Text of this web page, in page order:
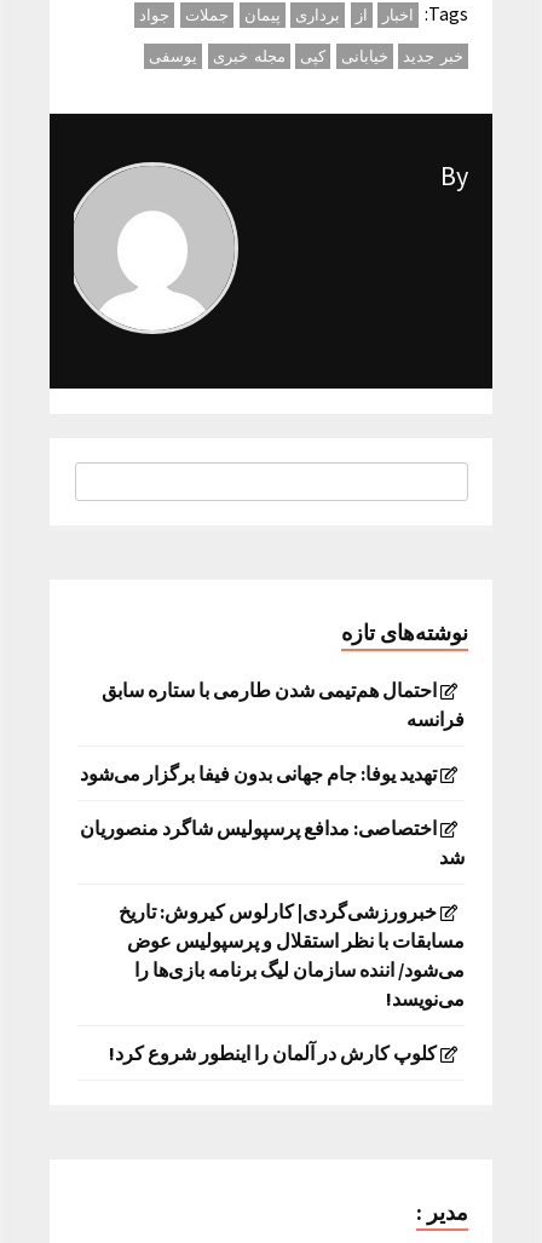
Tags: اخبار از برداری پیمان جملات
جواد
خبر جدید
خیابانی کپی مجله خبری یوسفی
By
نوشته‌های تازه
احتمال هم‌تیمی شدن طارمی با ستاره سابق
فرانسه
تهدید یوفا: جام جهانی بدون فیفا برگزار می‌شود
اختصاصی: مدافع پرسپولیس شاگرد منصوریان
شد
خبرورزشی‌گردی| کارلوس کیروش: تاریخ
مسابقات با نظر استقلال و پرسپولیس عوض
می‌شود/ اننده سازمان لیگ برنامه بازی‌ها را
می‌نویسد!
کلوپ کارش در آلمان را اینطور شروع کرد!
مدیر :